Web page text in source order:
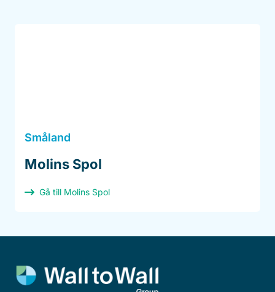
Småland
Molins Spol
Gå till Molins Spol